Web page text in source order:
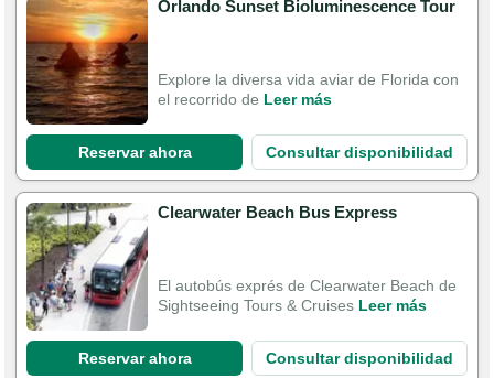
Orlando Sunset Bioluminescence Tour
Explore la diversa vida aviar de Florida con
el recorrido de Leer más
Reservar ahora Consultar disponibilidad
Clearwater Beach Bus Express
El autobús exprés de Clearwater Beach de
Sightseeing Tours & Cruises Leer más
Reservar ahora Consultar disponibilidad